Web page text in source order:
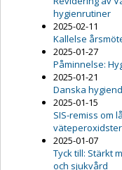
hygienrutiner
2025-02-11
Kallelse
2025-01-27
Påminnelse:
2025-01-21
Danska
2025-01-15
SIS-remiss om
2025-01-07
Tyck till: Stärkt
och sjukvård